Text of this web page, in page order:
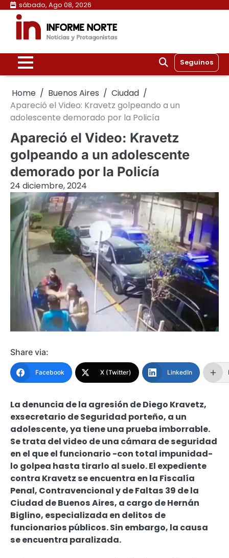
Skip
content
sábado, Ago 08, 2026
Seguinos
Home Buenos Aires
Ciudad
Apareció el Video: Kravetz golpeando a un
adolescente demorado por la Policía
Apareció el Video: Kravetz
golpeando a un adolescente
demorado por la Policía
24 diciembre, 2024
Share via:
Facebook X (Twitter) LinkedIn
La denuncia de la agresión de Diego Kravetz,
exsecretario de Seguridad porteño, a un
adolescente, ya tiene una prueba imborrable.
Se trata del video de una cámara de seguridad
en el que el funcionario -con total impunidad-
lo golpea hasta tirarlo al suelo. El expediente
contra Kravetz se encuentra en la Fiscalía
Penal, Contravencional y de Faltas 39 de la
Ciudad de Buenos Aires, a cargo de Hernán
Biglino, especializada en delitos de
funcionarios públicos. Sin embargo, la causa
se encuentra paralizada.